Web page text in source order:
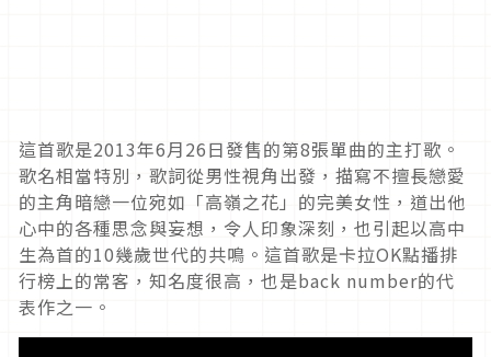
這首歌是2013年6月26日發售的第8張單曲的主打歌。
歌名相當特別，歌詞從男性視角出發，描寫不擅長戀愛
的主角暗戀一位宛如「高嶺之花」的完美女性，道出他
心中的各種思念與妄想，令人印象深刻，也引起以高中
生為首的10幾歲世代的共鳴。這首歌是卡拉OK點播排
行榜上的常客，知名度很高，也是back number的代
表作之一。